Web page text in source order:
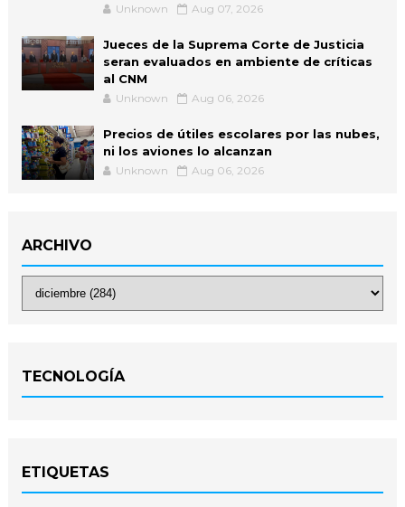
Unknown Aug 07, 2026
Jueces de la Suprema Corte de Justicia
seran evaluados en ambiente de críticas
al CNM
Unknown Aug 06, 2026
Precios de útiles escolares por las nubes,
ni los aviones lo alcanzan
Unknown Aug 06, 2026
ARCHIVO
TECNOLOGÍA
ETIQUETAS